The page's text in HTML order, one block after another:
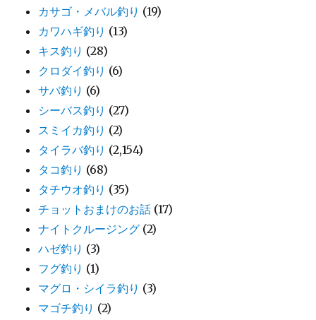
カサゴ・メバル釣り (19)
カワハギ釣り (13)
キス釣り (28)
クロダイ釣り (6)
サバ釣り (6)
シーバス釣り (27)
スミイカ釣り (2)
タイラバ釣り (2,154)
タコ釣り (68)
タチウオ釣り (35)
チョットおまけのお話 (17)
ナイトクルージング (2)
ハゼ釣り (3)
フグ釣り (1)
マグロ・シイラ釣り (3)
マゴチ釣り (2)